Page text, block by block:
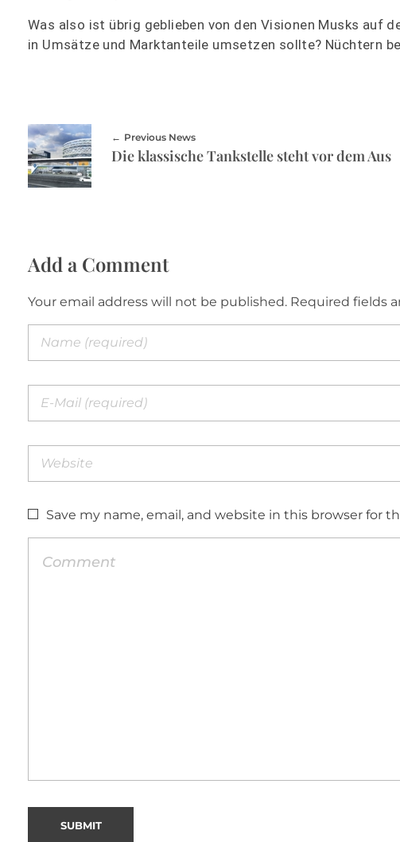
Was also ist übrig geblieben von den Visionen Musks auf
in Umsätze und Marktanteile umsetzen sollte? Nüchtern
Previous News
Die klassische Tankstelle steht vor dem Aus
Add a Comment
Your email address will not be published. Required fields
Save my name, email, and website in this browser for